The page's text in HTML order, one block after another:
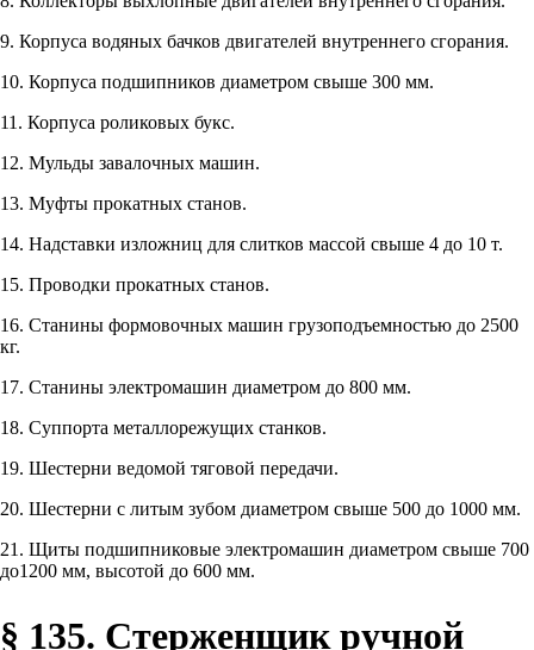
9. Корпуса водяных бачков двигателей внутреннего сгорания.
10. Корпуса подшипников диаметром свыше 300 мм.
11. Корпуса роликовых букс.
12. Мульды завалочных машин.
13. Муфты прокатных станов.
14. Надставки изложниц для слитков массой свыше 4 до 10 т.
15. Проводки прокатных станов.
16. Станины формовочных машин грузоподъемностью до 2500
кг.
17. Станины электромашин диаметром до 800 мм.
18. Суппорта металлорежущих станков.
19. Шестерни ведомой тяговой передачи.
20. Шестерни с литым зубом диаметром свыше 500 до 1000 мм.
21. Щиты подшипниковые электромашин диаметром свыше 700
до1200 мм, высотой до 600 мм.
§ 135. Стерженщик ручной